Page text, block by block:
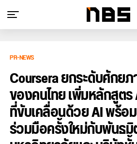
PR-NEWS
Coursera ยกระดับศักย
ของคนไทย เพิ่มหลักสูตร
ที่ขับเคลื่อนด้วย AI พร้อ
ร่วมมือครั้งใหม่กับพันธ